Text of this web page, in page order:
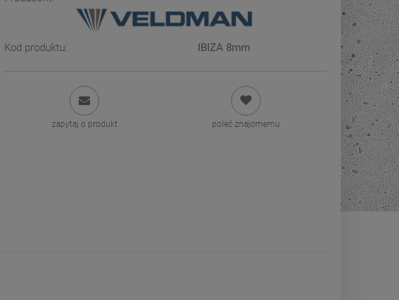
Kod produktu: IBIZA 8mm
zapytaj o produkt poleć znajomemu